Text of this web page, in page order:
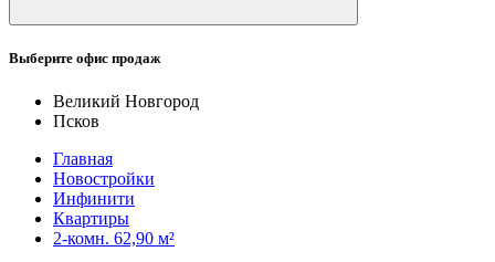
Выберите офис продаж
Великий Новгород
Псков
Главная
Новостройки
Инфинити
Квартиры
2-комн. 62,90 м²